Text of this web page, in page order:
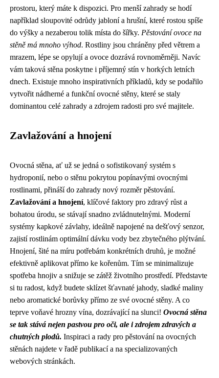
prostoru, který máte k dispozici. Pro menší zahrady se hodí
například sloupovité odrůdy jabloní a hrušní, které rostou spíše
do výšky a nezaberou tolik místa do šířky. Pěstování ovoce na
stěně má mnoho výhod. Rostliny jsou chráněny před větrem a
mrazem, lépe se opylují a ovoce dozrává rovnoměrněji. Navíc
vám taková stěna poskytne i příjemný stín v horkých letních
dnech. Existuje mnoho inspirativních příkladů, kdy se podařilo
vytvořit nádherné a funkční ovocné stěny, které se staly
dominantou celé zahrady a zdrojem radosti pro své majitele.
Zavlažování a hnojení
Ovocná stěna, ať už se jedná o sofistikovaný systém s
hydroponií, nebo o stěnu pokrytou popínavými ovocnými
rostlinami, přináší do zahrady nový rozměr pěstování.
Zavlažování a hnojení, klíčové faktory pro zdravý růst a
bohatou úrodu, se stávají snadno zvládnutelnými. Moderní
systémy kapkové závlahy, ideálně napojené na dešťový senzor,
zajistí rostlinám optimální dávku vody bez zbytečného plýtvání.
Hnojení, šité na míru potřebám konkrétních druhů, je možné
efektivně aplikovat přímo ke kořenům. Tím se minimalizuje
spotřeba hnojiv a snižuje se zátěž životního prostředí. Představte
si tu radost, když budete sklízet šťavnaté jahody, sladké maliny
nebo aromatické borůvky přímo ze své ovocné stěny. A co
teprve voňavé hrozny vína, dozrávající na slunci! Ovocná stěna
se tak stává nejen pastvou pro oči, ale i zdrojem zdravých a
chutných plodů. Inspiraci a rady pro pěstování na ovocných
stěnách najdete v řadě publikací a na specializovaných
webových stránkách.